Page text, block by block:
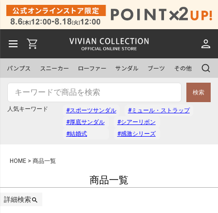
パンプス スニーカー ローファー サンダル ブーツ その他
検索
人気キーワード #スポーツサンダル
#ミュール・ストラップ
#厚底サンダル
#シアーリボン
#結婚式
#感激シリーズ
HOME 商品一覧
商品一覧
詳細検索
予約商品
並び順
新着順
価格が安い順 価格が高い順
検索